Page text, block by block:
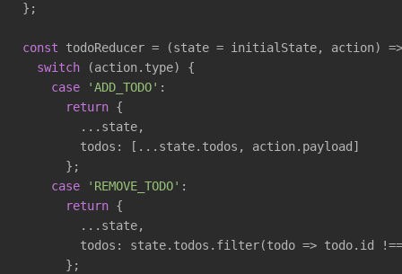
};
const todoReducer = (state = initialState, action) =>
switch (action.type) {
case
'ADD_TODO' :
return {
        ...state,
        todos: [...state.todos, action.payload]
      };
case
'REMOVE_TODO' :
return {
        ...state,
        todos: state.todos.filter(
todo => todo.id
      };